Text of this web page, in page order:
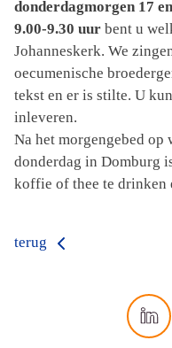
donderdagmorgen 17
9.00-9.30 uur bent u
Johanneskerk. We
oecumenische
tekst en er is stilte. U
inleveren.
Na het morgengebed op
donderdag in Domburg
koffie of thee te drinken
terug